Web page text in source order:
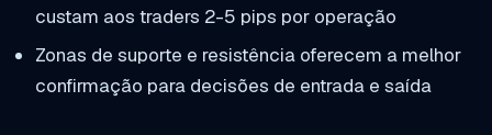
custam aos traders 2-5 pips por operação
Zonas de suporte e resistência oferecem a melhor
confirmação para decisões de entrada e saída